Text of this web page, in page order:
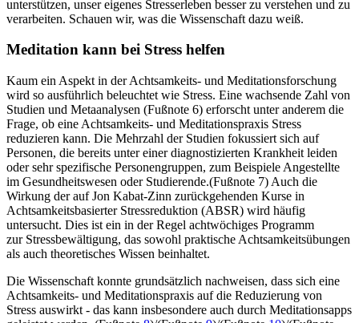
unterstützen, unser eigenes Stresserleben besser zu verstehen und zu
verarbeiten. Schauen wir, was die Wissenschaft dazu weiß.
Meditation kann bei Stress helfen
Kaum ein Aspekt in der Achtsamkeits- und Meditationsforschung
wird so ausführlich beleuchtet wie Stress. Eine wachsende Zahl von
Studien und Metaanalysen (Fußnote 6) erforscht unter anderem die
Frage, ob eine Achtsamkeits- und Meditationspraxis Stress
reduzieren kann. Die Mehrzahl der Studien fokussiert sich auf
Personen, die bereits unter einer diagnostizierten Krankheit leiden
oder sehr spezifische Personengruppen, zum Beispiele Angestellte
im Gesundheitswesen oder Studierende.(Fußnote 7) Auch die
Wirkung der auf Jon Kabat-Zinn zurückgehenden Kurse in
Achtsamkeitsbasierter Stressreduktion (ABSR) wird häufig
untersucht. Dies ist ein in der Regel achtwöchiges Programm
zur Stressbewältigung, das sowohl praktische Achtsamkeitsübungen
als auch theoretisches Wissen beinhaltet.
Die Wissenschaft konnte grundsätzlich nachweisen, dass sich eine
Achtsamkeits- und Meditationspraxis auf die Reduzierung von
Stress auswirkt - das kann insbesondere auch durch Meditationsapps